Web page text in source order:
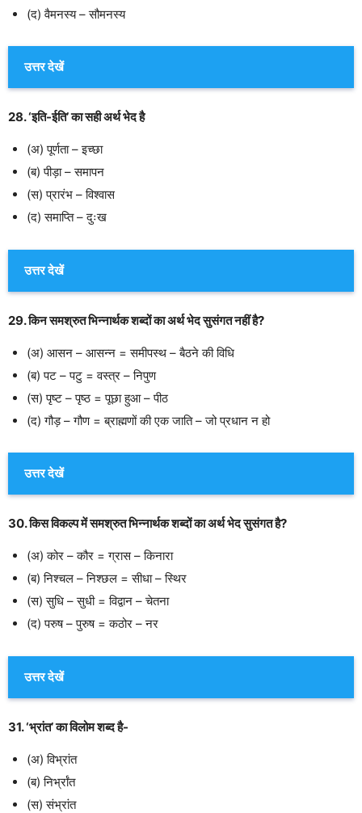
(द) वैमनस्य – सौमनस्य
उत्तर देखें
28. ‘इति-ईति’ का सही अर्थ भेद है
(अ) पूर्णता – इच्छा
(ब) पीड़ा – समापन
(स) प्रारंभ – विश्वास
(द) समाप्ति – दुःख
उत्तर देखें
29. किन समश्रुत भिन्नार्थक शब्दों का अर्थ भेद सुसंगत नहीं है?
(अ) आसन – आसन्न = समीपस्थ – बैठने की विधि
(ब) पट – पटु = वस्त्र – निपुण
(स) पृष्ट – पृष्ठ = पूछा हुआ – पीठ
(द) गौड़ – गौण = ब्राह्मणों की एक जाति – जो प्रधान न हो
उत्तर देखें
30. किस विकल्प में समश्रुत भिन्नार्थक शब्दों का अर्थ भेद सुसंगत है?
(अ) कोर – कौर = ग्रास – किनारा
(ब) निश्चल – निश्छल = सीधा – स्थिर
(स) सुधि – सुधी = विद्वान – चेतना
(द) परुष – पुरुष = कठोर – नर
उत्तर देखें
31. ‘भ्रांत’ का विलोम शब्द है-
(अ) विभ्रांत
(ब) निर्भ्रांत
(स) संभ्रांत